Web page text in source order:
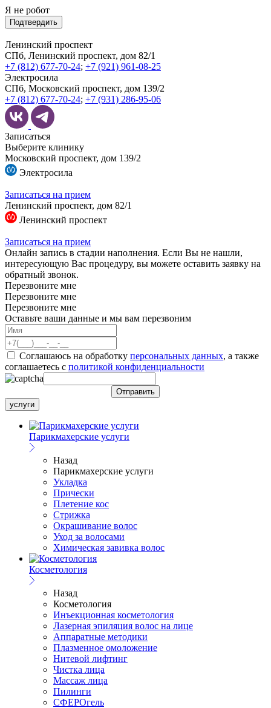
Я не робот
Подтвердить
Ленинский проспект
СПб, Ленинский проспект, дом 82/1
+7 (812) 677-70-24; +7 (921) 961-08-25
Электросила
СПб, Московский проспект, дом 139/2
+7 (812) 677-70-24; +7 (931) 286-95-06
Записаться
Выберите клинику
Московский проспект, дом 139/2
Электросила
Записаться на прием
Ленинский проспект, дом 82/1
Ленинский проспект
Записаться на прием
Онлайн запись в стадии наполнения. Если Вы не нашли,
интересующую Вас процедуру, вы можете оставить заявку на
обратный звонок.
Перезвоните мне
Перезвоните мне
Перезвоните мне
Оставьте ваши данные и мы вам перезвоним
Соглашаюсь на обработку персональных данных, а также
соглашаетесь c политикой конфиденциальности
услуги
Парикмахерские услуги
Назад
Парикмахерские услуги
Укладка
Прически
Плетение кос
Стрижка
Окрашивание волос
Уход за волосами
Химическая завивка волос
Косметология
Назад
Косметология
Инъекционная косметология
Лазерная эпиляция волос на лице
Аппаратные методики
Плазменное омоложение
Нитевой лифтинг
Чистка лица
Массаж лица
Пилинги
СФЕРОгель